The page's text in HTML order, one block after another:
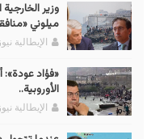
وزير
ميلوني
الإيطالية نيوز
«فؤاد
الأوروبية..
الإيطالية نيوز